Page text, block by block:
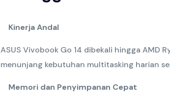
Kinerja Andal
ASUS Vivobook Go 14 dibekali hingga AMD
menunjang kebutuhan multitasking harian
Memori dan Penyimpanan Cepat